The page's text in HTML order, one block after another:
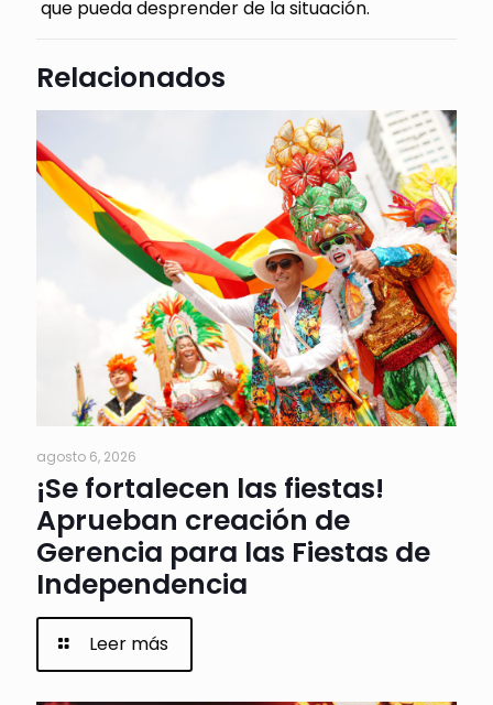
que pueda desprender de la situación.
Relacionados
agosto 6, 2026
¡Se fortalecen las fiestas!
Aprueban creación de
Gerencia para las Fiestas de
Independencia
Leer más